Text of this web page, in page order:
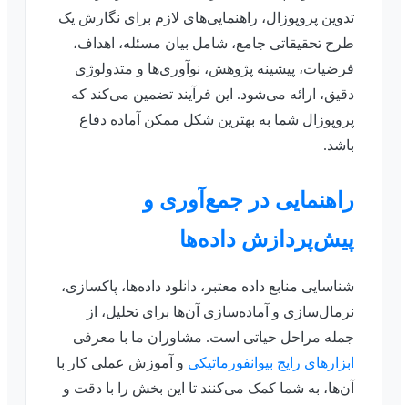
تدوین پروپوزال، راهنمایی‌های لازم برای نگارش یک
طرح تحقیقاتی جامع، شامل بیان مسئله، اهداف،
فرضیات، پیشینه پژوهش، نوآوری‌ها و متدولوژی
دقیق، ارائه می‌شود. این فرآیند تضمین می‌کند که
پروپوزال شما به بهترین شکل ممکن آماده دفاع
باشد.
راهنمایی در جمع‌آوری و
پیش‌پردازش داده‌ها
شناسایی منابع داده معتبر، دانلود داده‌ها، پاکسازی،
نرمال‌سازی و آماده‌سازی آن‌ها برای تحلیل، از
جمله مراحل حیاتی است. مشاوران ما با معرفی
ابزارهای رایج بیوانفورماتیکی و آموزش عملی کار با
آن‌ها، به شما کمک می‌کنند تا این بخش را با دقت و